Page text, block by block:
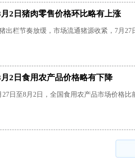
2日猪肉零售价格环比略有上涨
出栏节奏放缓，市场流通猪源收紧，7月
2日食用农产品价格略有下降
日至8月2日，全国食用农产品市场价格